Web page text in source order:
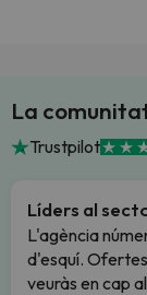
La
Trustpilot
Líders al
L'agència
d'esquí.
veuràs en cap